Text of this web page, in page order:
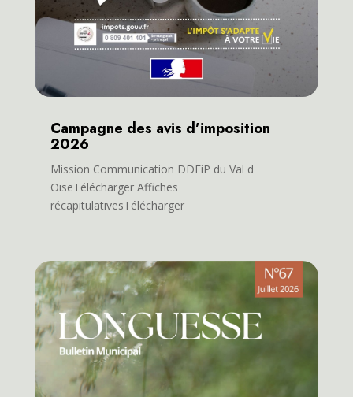
Campagne des avis d’imposition
2026
Mission Communication DDFiP du Val d
OiseTélécharger Affiches
récapitulativesTélécharger